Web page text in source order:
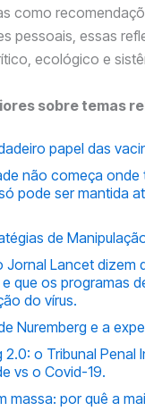
como
pessoais, essas
ecológico e
sobre temas
papel das
não começa
pode ser mantida
de
Jornal Lancet dizem
que os programas
do vírus.
Nuremberg e a
2.0: o Tribunal
vs o Covid-19.
massa: por quê a